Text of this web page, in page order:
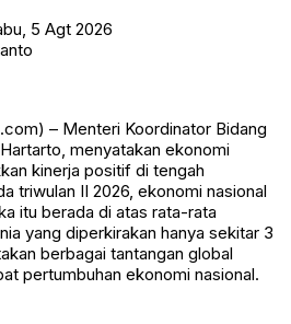
5 Agt 2026
– Menteri Koordinator Bidang
menyatakan ekonomi
kinerja positif di tengah
triwulan II 2026, ekonomi nasional
itu berada di atas rata-rata
yang diperkirakan hanya sekitar 3
berbagai tantangan global
pertumbuhan ekonomi nasional.